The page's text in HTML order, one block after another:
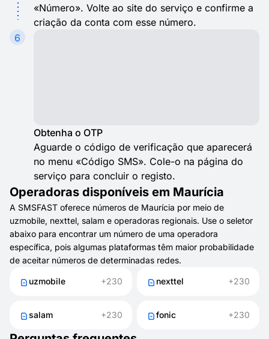
«Número». Volte ao site do serviço e confirme a
criação da conta com esse número.
6
Obtenha o OTP
Aguarde o código de verificação que aparecerá
no menu «Código SMS». Cole-o na página do
serviço para concluir o registo.
Operadoras disponíveis em Maurícia
A SMSFAST oferece números de Maurícia por meio de
uzmobile, nexttel, salam e operadoras regionais. Use o seletor
abaixo para encontrar um número de uma operadora
específica, pois algumas plataformas têm maior probabilidade
de aceitar números de determinadas redes.
uzmobile +230 nexttel +230
salam +230 fonic +230